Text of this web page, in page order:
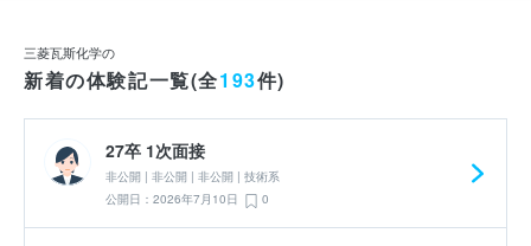
三菱瓦斯化学の
新着の体験記一覧(全193件)
27卒 1次面接
非公開 | 非公開 | 非公開 | 技術系
公開日：2026年7月10日
0